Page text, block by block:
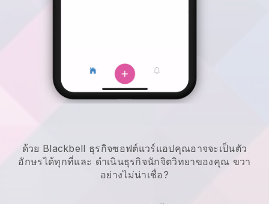
ด้วย Blackbell ธุรกิจซอฟต์แวร์แอปคุณอาจจะเป็นตัว
อักษรได้ทุกที่และ ดำเนินธุรกิจนักจิตวิทยาของคุณ ขวา
อย่างไม่น่าเชื่อ?